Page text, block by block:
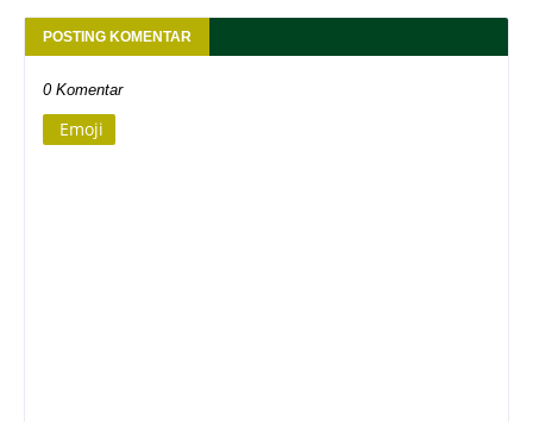
POSTING KOMENTAR
0 Komentar
Emoji